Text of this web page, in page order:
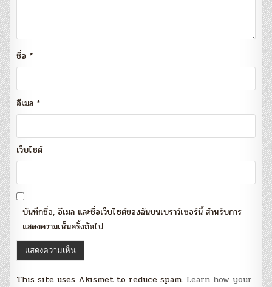
ชื่อ *
อีเมล *
เว็บไซต์
บันทึกชื่อ, อีเมล และชื่อเว็บไซต์ของฉันบนเบราว์เซอร์นี้ สำหรับการ
แสดงความเห็นครั้งถัดไป
This site uses Akismet to reduce spam. Learn how your